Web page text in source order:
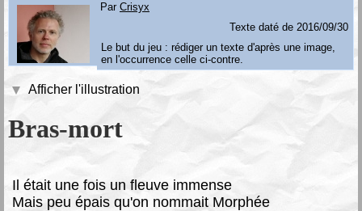
Par Crisyx
Texte daté de 2016/09/30
Le but du jeu : rédiger un texte d'après une image,
en l'occurrence celle ci-contre.
Afficher l'illustration
Bras-mort
Il était une fois un fleuve immense
Mais peu épais qu'on nommait Morphée